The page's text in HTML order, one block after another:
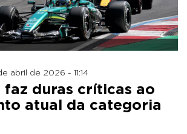
abril de 2026 - 11:14
faz duras críticas ao
atual da categoria